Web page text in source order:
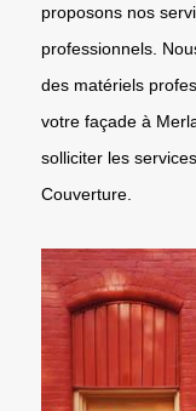
proposons nos
professionnels.
des matériels
votre façade à
solliciter les
Couverture.